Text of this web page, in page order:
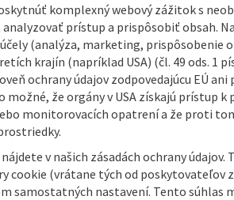
komplexný webový zážitok s
analyzovať prístup a prispôsobiť obsah.
(analýza, marketing, prispôsobenie
krajín (napríklad USA) (čl. 49 ods. 1
ochrany údajov zodpovedajúcu EÚ
možné, že orgány v USA získajú prístup
monitorovacích opatrení a že proti
v našich zásadách ochrany údajov.
cookie (vrátane tých od poskytovateľov
samostatných nastavení. Tento súhlas